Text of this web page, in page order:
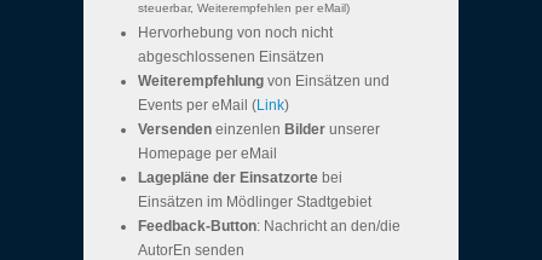
steuerbar, Weiterempfehlen per eMail)
Hervorhebung von noch nicht
abgeschlossenen Einsätzen
Weiterempfehlung von Einsätzen und
Events per eMail (Link)
Versenden einzenlen Bilder unserer
Homepage per eMail
Lagepläne der Einsatzorte bei
Einsätzen im Mödlinger Stadtgebiet
Feedback-Button: Nachricht an den/die
AutorEn senden